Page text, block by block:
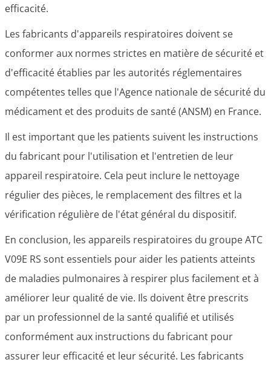
efficacité.
Les fabricants d'appareils respiratoires doivent se
conformer aux normes strictes en matière de sécurité et
d'efficacité établies par les autorités réglementaires
compétentes telles que l'Agence nationale de sécurité du
médicament et des produits de santé (ANSM) en France.
Il est important que les patients suivent les instructions
du fabricant pour l'utilisation et l'entretien de leur
appareil respiratoire. Cela peut inclure le nettoyage
régulier des pièces, le remplacement des filtres et la
vérification régulière de l'état général du dispositif.
En conclusion, les appareils respiratoires du groupe ATC
V09E RS sont essentiels pour aider les patients atteints
de maladies pulmonaires à respirer plus facilement et à
améliorer leur qualité de vie. Ils doivent être prescrits
par un professionnel de la santé qualifié et utilisés
conformément aux instructions du fabricant pour
assurer leur efficacité et leur sécurité. Les fabricants